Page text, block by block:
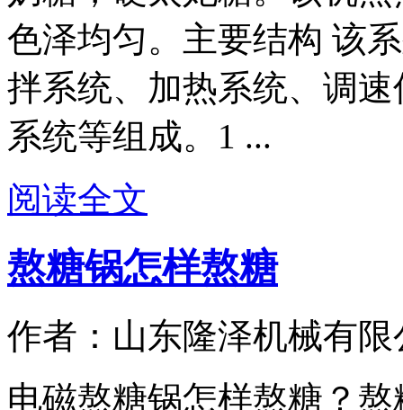
色泽均匀。主要结构 该
拌系统、加热系统、调
系统等组成。1 ...
阅读全文
熬糖锅怎样熬糖
作者：山东隆泽机械有限
电磁熬糖锅怎样熬糖？